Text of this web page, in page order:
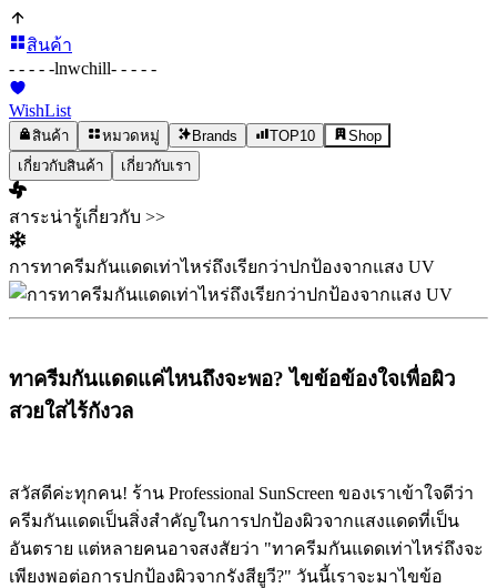
สินค้า
- - - - -lnwchill- - - - -
WishList
สินค้า หมวดหมู่ Brands TOP10
Shop
เกี่ยวกับสินค้า
เกี่ยวกับเรา
สาระน่ารู้เกี่ยวกับ >>
การทาครีมกันแดดเท่าไหร่ถึงเรียกว่าปกป้องจากแสง UV
ทาครีมกันแดดแค่ไหนถึงจะพอ? ไขข้อข้องใจเพื่อผิว
สวยใสไร้กังวล
สวัสดีค่ะทุกคน! ร้าน Professional SunScreen ของเราเข้าใจดีว่า
ครีมกันแดดเป็นสิ่งสำคัญในการปกป้องผิวจากแสงแดดที่เป็น
อันตราย แต่หลายคนอาจสงสัยว่า "ทาครีมกันแดดเท่าไหร่ถึงจะ
เพียงพอต่อการปกป้องผิวจากรังสียูวี?" วันนี้เราจะมาไขข้อ